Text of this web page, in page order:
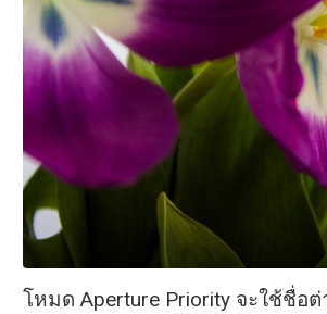
โหมด Aperture Priority จะใช้ชื่